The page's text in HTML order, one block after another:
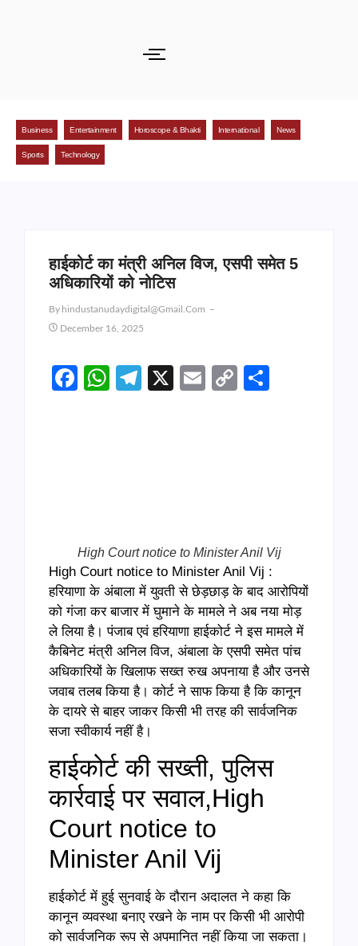
Business Entertainment Horoscope & Bhakti International News
Sports Technology
हाईकोर्ट का मंत्री अनिल विज, एसपी समेत 5
अधिकारियों को नोटिस
By Hindustanudaydigital@gmail.com
December 16, 2025
Facebook
WhatsApp
Telegram
X EmailCopy
High Court notice to Minister Anil Vij
High Court notice to Minister Anil Vij :
हरियाणा के अंबाला में युवती से छेड़छाड़ के बाद आरोपियों
को गंजा कर बाजार में घुमाने के मामले ने अब नया मोड़
ले लिया है। पंजाब एवं हरियाणा हाईकोर्ट ने इस मामले में
कैबिनेट मंत्री अनिल विज, अंबाला के एसपी समेत पांच
अधिकारियों के खिलाफ सख्त रुख अपनाया है और उनसे
जवाब तलब किया है। कोर्ट ने साफ किया है कि कानून
के दायरे से बाहर जाकर किसी भी तरह की सार्वजनिक
सजा स्वीकार्य नहीं है।
हाईकोर्ट की सख्ती, पुलिस
कार्रवाई पर सवाल,High
Court notice to
Minister Anil Vij
हाईकोर्ट में हुई सुनवाई के दौरान अदालत ने कहा कि
कानून व्यवस्था बनाए रखने के नाम पर किसी भी आरोपी
को सार्वजनिक रूप से अपमानित नहीं किया जा सकता।